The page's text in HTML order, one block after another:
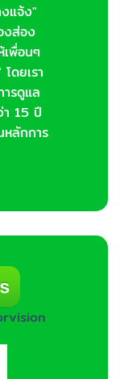
แจ้ง"
งส่อง
เพื่อนๆ
ดยเรา
ารดูแล
า 15 ปี
ลักการ